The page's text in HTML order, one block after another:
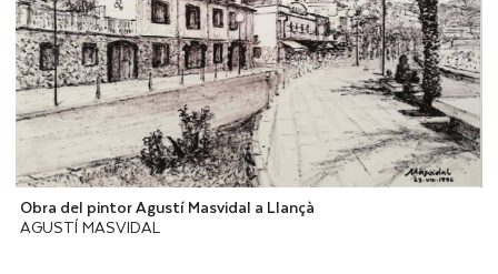
Obra del pintor Agustí Masvidal a Llançà
AGUSTÍ MASVIDAL